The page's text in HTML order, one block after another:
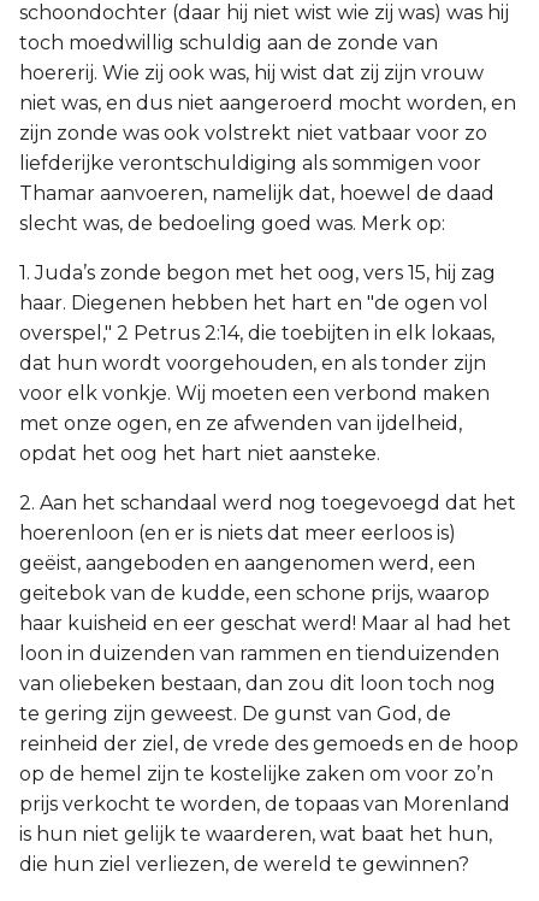
schoondochter (daar hij niet wist wie zij was) was hij
toch moedwillig schuldig aan de zonde van
hoererij. Wie zij ook was, hij wist dat zij zijn vrouw
niet was, en dus niet aangeroerd mocht worden, en
zijn zonde was ook volstrekt niet vatbaar voor zo
liefderijke verontschuldiging als sommigen voor
Thamar aanvoeren, namelijk dat, hoewel de daad
slecht was, de bedoeling goed was. Merk op:
1. Juda’s zonde begon met het oog, vers 15, hij zag
haar. Diegenen hebben het hart en "de ogen vol
overspel," 2 Petrus 2:14, die toebijten in elk lokaas,
dat hun wordt voorgehouden, en als tonder zijn
voor elk vonkje. Wij moeten een verbond maken
met onze ogen, en ze afwenden van ijdelheid,
opdat het oog het hart niet aansteke.
2. Aan het schandaal werd nog toegevoegd dat het
hoerenloon (en er is niets dat meer eerloos is)
geëist, aangeboden en aangenomen werd, een
geitebok van de kudde, een schone prijs, waarop
haar kuisheid en eer geschat werd! Maar al had het
loon in duizenden van rammen en tienduizenden
van oliebeken bestaan, dan zou dit loon toch nog
te gering zijn geweest. De gunst van God, de
reinheid der ziel, de vrede des gemoeds en de hoop
op de hemel zijn te kostelijke zaken om voor zo’n
prijs verkocht te worden, de topaas van Morenland
is hun niet gelijk te waarderen, wat baat het hun,
die hun ziel verliezen, de wereld te gewinnen?